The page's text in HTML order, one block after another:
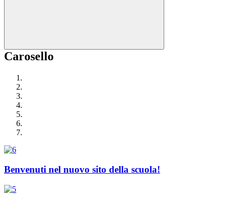
Carosello
Benvenuti nel nuovo sito della scuola!